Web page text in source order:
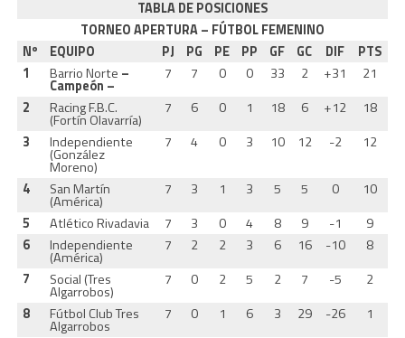
TABLA DE POSICIONES
TORNEO APERTURA – FÚTBOL FEMENINO
Nº
EQUIPO PJ PG PE PP GF GC DIF
PTS
1
Barrio Norte –
Campeón –
7 7 0 0 33 2 +31
21
2
Racing F.B.C.
(Fortín Olavarría)
7 6 0 1 18 6 +12
18
3
Independiente
(González
Moreno)
7 4 0 3 10 12 -2 12
4 San Martín
(América)
7 3 1 3 5 5 0
10
5
Atlético Rivadavia 7 3 0 4 8 9 -1
9
6
Independiente
(América)
7 2 2 3 6 16 -10
8
7
Social (Tres
Algarrobos)
7 0 2 5 2 7 -5
2
8
Fútbol Club Tres
Algarrobos
7 0 1 6 3 29 -26 1